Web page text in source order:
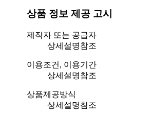
상품 정보 제공 고시
제작자 또는 공급자
상세설명참조
이용조건, 이용기간
상세설명참조
상품제공방식
상세설명참조